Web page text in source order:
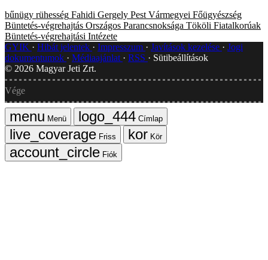
bűnügy rühesség Fahidi Gergely Pest Vármegyei Főügyészség
Büntetés-végrehajtás Országos Parancsnoksága Tököli Fiatalkorúak
Büntetés-végrehajtási Intézete
GYIK
Hibát jelentek Impresszum Javítások kezelése
Jogi
dokumentumok
Médiaajánlat RSS
Sütibeállítások
© 2026 Magyar Jeti Zrt.
Vége
Menü
Címlap
Friss
Kör
Fiók